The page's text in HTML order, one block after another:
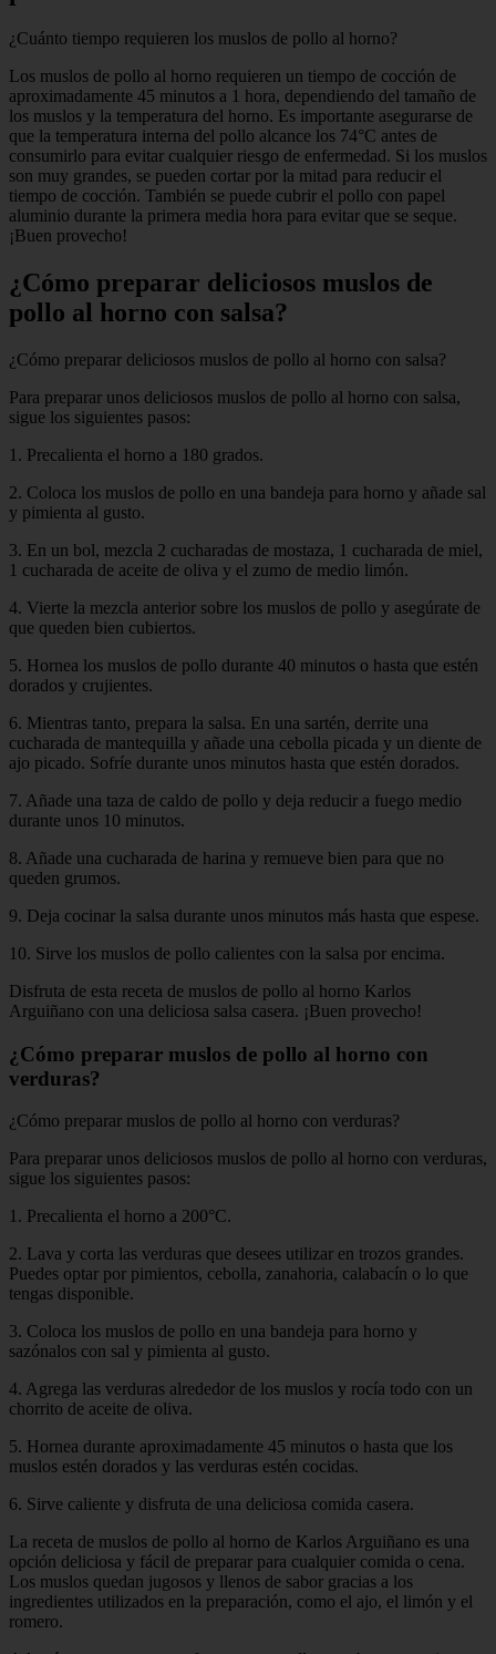
¿Cuánto tiempo requieren los muslos de pollo al horno?
Los muslos de pollo al horno requieren un tiempo de cocción de
aproximadamente 45 minutos a 1 hora, dependiendo del tamaño de
los muslos y la temperatura del horno. Es importante asegurarse de
que la temperatura interna del pollo alcance los 74°C antes de
consumirlo para evitar cualquier riesgo de enfermedad. Si los muslos
son muy grandes, se pueden cortar por la mitad para reducir el
tiempo de cocción. También se puede cubrir el pollo con papel
aluminio durante la primera media hora para evitar que se seque.
¡Buen provecho!
¿Cómo preparar deliciosos muslos de
pollo al horno con salsa?
¿Cómo preparar deliciosos muslos de pollo al horno con salsa?
Para preparar unos deliciosos muslos de pollo al horno con salsa,
sigue los siguientes pasos:
1. Precalienta el horno a 180 grados.
2. Coloca los muslos de pollo en una bandeja para horno y añade sal
y pimienta al gusto.
3. En un bol, mezcla 2 cucharadas de mostaza, 1 cucharada de miel,
1 cucharada de aceite de oliva y el zumo de medio limón.
4. Vierte la mezcla anterior sobre los muslos de pollo y asegúrate de
que queden bien cubiertos.
5. Hornea los muslos de pollo durante 40 minutos o hasta que estén
dorados y crujientes.
6. Mientras tanto, prepara la salsa. En una sartén, derrite una
cucharada de mantequilla y añade una cebolla picada y un diente de
ajo picado. Sofríe durante unos minutos hasta que estén dorados.
7. Añade una taza de caldo de pollo y deja reducir a fuego medio
durante unos 10 minutos.
8. Añade una cucharada de harina y remueve bien para que no
queden grumos.
9. Deja cocinar la salsa durante unos minutos más hasta que espese.
10. Sirve los muslos de pollo calientes con la salsa por encima.
Disfruta de esta receta de muslos de pollo al horno Karlos
Arguiñano con una deliciosa salsa casera. ¡Buen provecho!
¿Cómo preparar muslos de pollo al horno con
verduras?
¿Cómo preparar muslos de pollo al horno con verduras?
Para preparar unos deliciosos muslos de pollo al horno con verduras,
sigue los siguientes pasos:
1. Precalienta el horno a 200°C.
2. Lava y corta las verduras que desees utilizar en trozos grandes.
Puedes optar por pimientos, cebolla, zanahoria, calabacín o lo que
tengas disponible.
3. Coloca los muslos de pollo en una bandeja para horno y
sazónalos con sal y pimienta al gusto.
4. Agrega las verduras alrededor de los muslos y rocía todo con un
chorrito de aceite de oliva.
5. Hornea durante aproximadamente 45 minutos o hasta que los
muslos estén dorados y las verduras estén cocidas.
6. Sirve caliente y disfruta de una deliciosa comida casera.
La receta de muslos de pollo al horno de Karlos Arguiñano es una
opción deliciosa y fácil de preparar para cualquier comida o cena.
Los muslos quedan jugosos y llenos de sabor gracias a los
ingredientes utilizados en la preparación, como el ajo, el limón y el
romero.